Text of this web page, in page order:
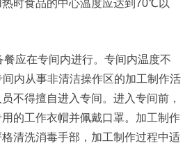
时食品的中心温度应达到70℃以
应在专间内进行。专间内温度不
内从事非清洁操作区的加工制作活
不得擅自进入专间。进入专间前，
的工作衣帽并佩戴口罩。加工制作
清洗消毒手部，加工制作过程中适